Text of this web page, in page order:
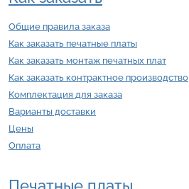
Общие правила заказа
Как заказать печатные платы
Как заказать монтаж печатных плат
Как заказать контрактное производство
Комплектация для заказа
Варианты доставки
Цены
Оплата